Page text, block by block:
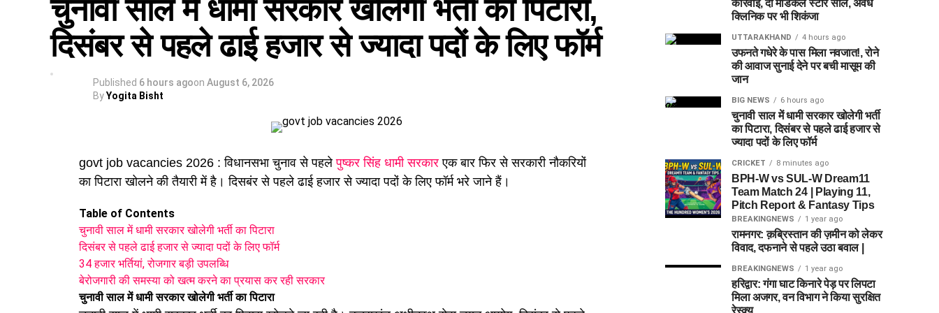
चुनावी साल में धामी सरकार खोलेगी भर्ती का पिटारा,
दिसंबर से पहले ढाई हजार से ज्यादा पदों के लिए फॉर्म
Published 6 hours agoon August 6, 2026
ByYogita Bisht
govt job vacancies 2026 : विधानसभा चुनाव से पहलेपुष्कर सिंह धामी सरकार एक बार फिर से सरकारी नौकरियों
का पिटारा खोलने की तैयारी में है। दिसबंर से पहले ढाई हजार से ज्यादा पदों के लिए फॉर्म भरे जाने हैं।
Table of Contents
चुनावी साल में धामी सरकार खोलेगी भर्ती का पिटारा
दिसंबर से पहले ढाई हजार से ज्यादा पदों के लिए फॉर्म
34 हजार भर्तियां, रोजगार बड़ी उपलब्धि
बेरोजगारी की समस्या को खत्म करने का प्रयास कर रही सरकार
चुनावी साल में धामी सरकार खोलेगी भर्ती का पिटारा
कार्रवाई, दो मेडिकल स्टोर सील, अवैध
क्लिनिक पर भी शिकंजा
UTTARAKHAND 4 hours ago
उफनते गधेरे के पास मिला नवजात!, रोने
की आवाज सुनाई देने पर बची मासूम की
जान
BIG NEWS 6 hours ago
चुनावी साल में धामी सरकार खोलेगी भर्ती
का पिटारा, दिसंबर से पहले ढाई हजार से
ज्यादा पदों के लिए फॉर्म
CRICKET 8 minutes ago
BPH-W vs SUL-W Dream11
Team Match 24 | Playing 11,
Pitch Report & Fantasy Tips
BREAKINGNEWS 1 year ago
रामनगर: क़ब्रिस्तान की ज़मीन को लेकर
विवाद, दफनाने से पहले उठा बवाल |
BREAKINGNEWS 1 year ago
हरिद्वार: गंगा घाट किनारे पेड़ पर लिपटा
मिला अजगर, वन विभाग ने किया सुरक्षित
रेस्क्यू